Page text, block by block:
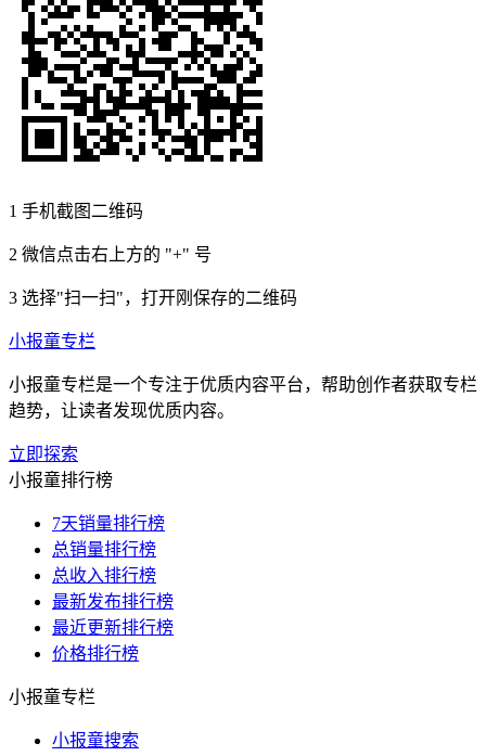
1 手机截图二维码
2 微信点击右上方的 "+" 号
3 选择"扫一扫"，打开刚保存的二维码
小报童专栏
小报童专栏是一个专注于优质内容平台，帮助创作者获取专栏
趋势，让读者发现优质内容。
立即探索
小报童排行榜
7天销量排行榜
总销量排行榜
总收入排行榜
最新发布排行榜
最近更新排行榜
价格排行榜
小报童专栏
小报童搜索